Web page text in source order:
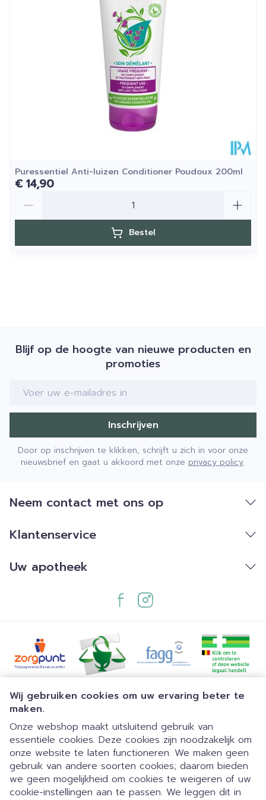
Wij gebruiken cookies om uw ervaring beter te
maken.
Onze webshop maakt uitsluitend gebruik van
essentiële cookies. Deze cookies zijn noodzakelijk om
onze website te laten functioneren. We maken geen
gebruik van andere soorten cookies; daarom bieden
we geen mogelijkheid om cookies te weigeren of uw
cookie-instellingen aan te passen. We leggen dit in
10
Dieetbeperkingen Bio
Kamertemperatuur (15°C
- 25°C)
Puressentiel Anti-luizen Conditioner Poudoux 200ml
€ 14,90
Bestel
Blijf op de hoogte van nieuwe producten en
promoties
E-mail adres
Inschrijven
Door op inschrijven te klikken, schrijft u zich in voor onze
nieuwsbrief en gaat u akkoord met onze privacy policy.
Neem contact met ons op
Klantenservice
Uw apotheek
Juridische links